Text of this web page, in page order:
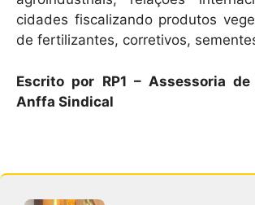
cidades fiscalizando produtos
de fertilizantes, corretivos,
Escrito por RP1 – Assessoria
Anffa Sindical